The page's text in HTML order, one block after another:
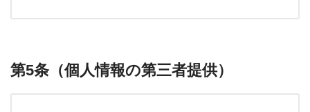
第5条（個人情報の第三者提供）